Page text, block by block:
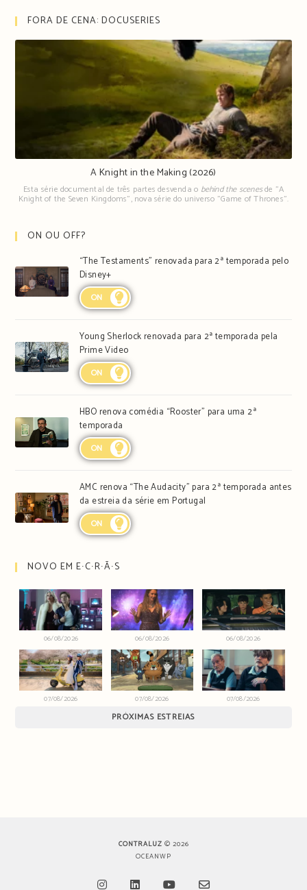
FORA DE CENA: DOCUSERIES
A Knight in the Making (2026)
Esta série documental de três partes desvenda o behind the scenesde "A
Knight of the Seven Kingdoms", nova série do universo "Game of Thrones".
ON OU OFF?
“The Testaments” renovada para 2ª temporada pelo
Disney+
ON
Young Sherlock renovada para 2ª temporada pela
Prime Video
ON
HBO renova comédia “Rooster” para uma 2ª
temporada
ON
AMC renova “The Audacity” para 2ª temporada antes
da estreia da série em Portugal
ON
NOVO EM E∙C∙R∙Ã∙S
06/08/2026 06/08/2026 06/08/2026
07/08/2026 07/08/2026 07/08/2026
PRÓXIMAS ESTREIAS
CONTRALUZ © 2026
OCEANWP